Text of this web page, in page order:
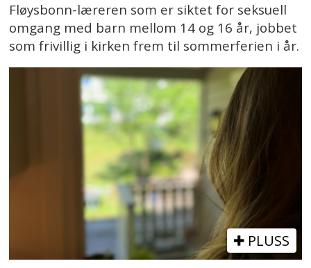
Fløysbonn-læreren som er siktet for seksuell
omgang med barn mellom 14 og 16 år, jobbet
som frivillig i kirken frem til sommerferien i år.
PLUSS